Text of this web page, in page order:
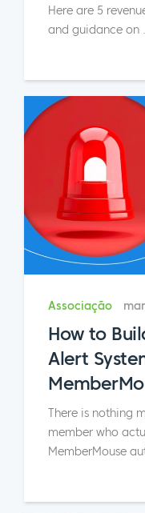
Here are 5
and guidance on
Associação
How to
Alert
There is nothing
member who
MemberMouse